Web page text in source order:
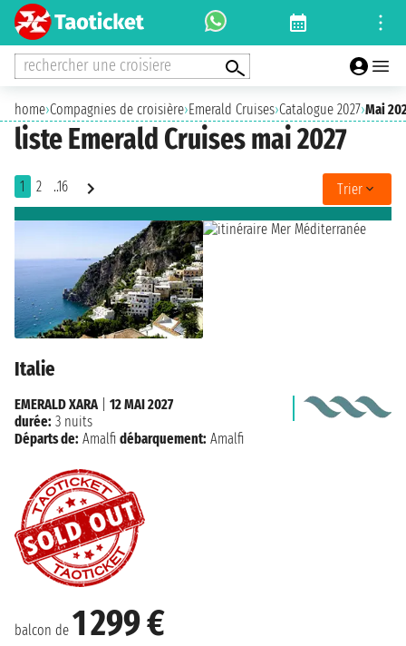
rechercher une croisiere
home›Compagnies de croisière›Emerald Cruises›Catalogue 2027›Mai
liste Emerald Cruises mai 2027
1 2 ..16 Trier
Italie
balcon de 1 299 €
EMERALD XARA
12 MAI 2027
durée: 3 nuits
Départs de: Amalfi débarquement: Amalfi